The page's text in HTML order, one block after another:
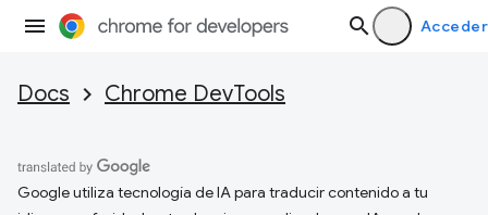
Acceder
Docs Chrome DevTools
Google utiliza tecnología de IA para traducir contenido a tu